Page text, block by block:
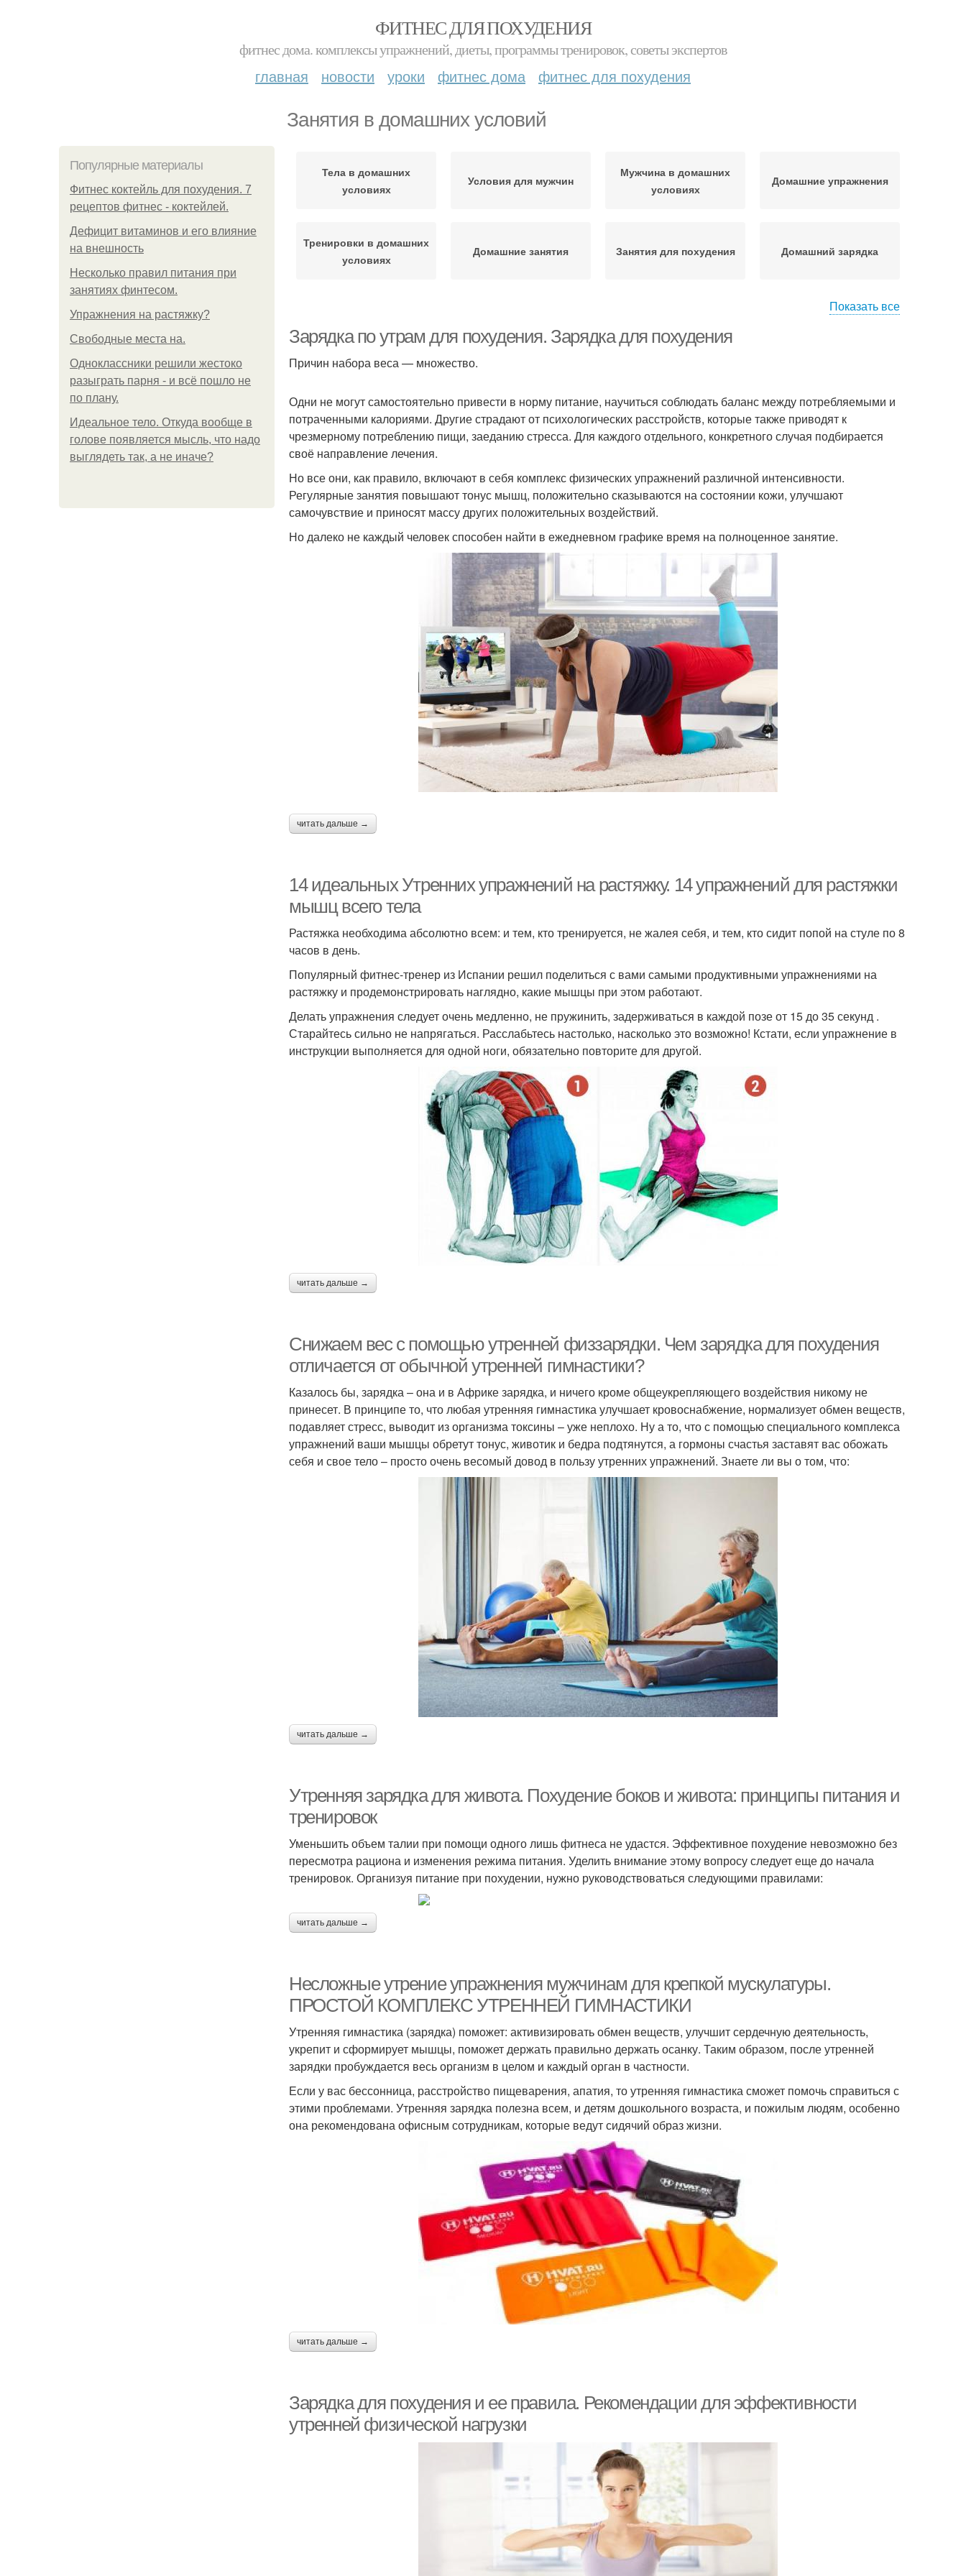
ФИТНЕС ДЛЯ ПОХУДЕНИЯ
фитнес дома. комплексы упражнений, диеты, программы тренировок, советы экспертов
главная новости уроки фитнес дома фитнес для похудения
Занятия в домашних условий
Популярные материалы
Фитнес коктейль для похудения. 7
рецептов фитнес - коктейлей.
Дефицит витаминов и его влияние
на внешность
Несколько правил питания при
занятиях финтесом.
Упражнения на растяжку?
Свободные места на.
Одноклассники решили жестоко
разыграть парня - и всё пошло не
по плану.
Идеальное тело. Откуда вообще в
голове появляется мысль, что надо
выглядеть так, а не иначе?
Тела в домашних
условиях
Условия для мужчин
Мужчина в домашних
условиях
Домашние упражнения
Тренировки в домашних
условиях
Домашние занятия Занятия для похудения Домашний зарядка
тренировки
домашней вечерней
Показать все
Зарядка по утрам для похудения. Зарядка для похудения
Причин набора веса — множество.
Одни не могут самостоятельно привести в норму питание, научиться соблюдать баланс между потребляемыми и
потраченными калориями. Другие страдают от психологических расстройств, которые также приводят к
чрезмерному потреблению пищи, заеданию стресса. Для каждого отдельного, конкретного случая подбирается
своё направление лечения.
Но все они, как правило, включают в себя комплекс физических упражнений различной интенсивности.
Регулярные занятия повышают тонус мышц, положительно сказываются на состоянии кожи, улучшают
самочувствие и приносят массу других положительных воздействий.
Но далеко не каждый человек способен найти в ежедневном графике время на полноценное занятие.
читать дальше →
14 идеальных Утренних упражнений на растяжку. 14 упражнений для растяжки
мышц всего тела
Растяжка необходима абсолютно всем: и тем, кто тренируется, не жалея себя, и тем, кто сидит попой на стуле по 8
часов в день.
Популярный фитнес-тренер из Испании решил поделиться с вами самыми продуктивными упражнениями на
растяжку и продемонстрировать наглядно, какие мышцы при этом работают.
Делать упражнения следует очень медленно, не пружинить, задерживаться в каждой позе от 15 до 35 секунд .
Старайтесь сильно не напрягаться. Расслабьтесь настолько, насколько это возможно! Кстати, если упражнение в
инструкции выполняется для одной ноги, обязательно повторите для другой.
читать дальше →
Снижаем вес с помощью утренней физзарядки. Чем зарядка для похудения
отличается от обычной утренней гимнастики?
Казалось бы, зарядка – она и в Африке зарядка, и ничего кроме общеукрепляющего воздействия никому не
принесет. В принципе то, что любая утренняя гимнастика улучшает кровоснабжение, нормализует обмен веществ,
подавляет стресс, выводит из организма токсины – уже неплохо. Ну а то, что с помощью специального комплекса
упражнений ваши мышцы обретут тонус, животик и бедра подтянутся, а гормоны счастья заставят вас обожать
себя и свое тело – просто очень весомый довод в пользу утренних упражнений. Знаете ли вы о том, что:
читать дальше →
Утренняя зарядка для живота. Похудение боков и живота: принципы питания и
тренировок
Уменьшить объем талии при помощи одного лишь фитнеса не удастся. Эффективное похудение невозможно без
пересмотра рациона и изменения режима питания. Уделить внимание этому вопросу следует еще до начала
тренировок. Организуя питание при похудении, нужно руководствоваться следующими правилами:
читать дальше →
Несложные утрение упражнения мужчинам для крепкой мускулатуры.
ПРОСТОЙ КОМПЛЕКС УТРЕННЕЙ ГИМНАСТИКИ
Утренняя гимнастика (зарядка) поможет: активизировать обмен веществ, улучшит сердечную деятельность,
укрепит и сформирует мышцы, поможет держать правильно держать осанку. Таким образом, после утренней
зарядки пробуждается весь организм в целом и каждый орган в частности.
Если у вас бессонница, расстройство пищеварения, апатия, то утренняя гимнастика сможет помочь справиться с
этими проблемами. Утренняя зарядка полезна всем, и детям дошкольного возраста, и пожилым людям, особенно
она рекомендована офисным сотрудникам, которые ведут сидячий образ жизни.
читать дальше →
Зарядка для похудения и ее правила. Рекомендации для эффективности
утренней физической нагрузки